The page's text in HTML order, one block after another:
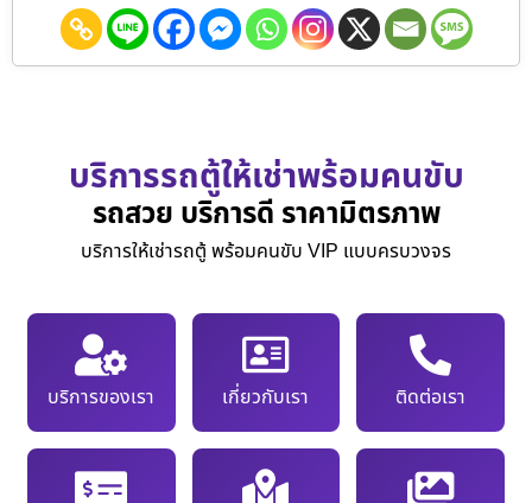
บริการรถตู้ให้เช่าพร้อมคนขับ
รถสวย บริการดี ราคามิตรภาพ
บริการให้เช่ารถตู้ พร้อมคนขับ VIP แบบครบวงจร
บริการของเรา เกี่ยวกับเรา ติดต่อเรา